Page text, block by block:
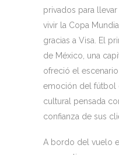
privados para
vivir la Copa
gracias a Visa. El
de México, una
ofreció el
emoción del fútbol
cultural pensada
confianza de sus
A bordo del vuelo